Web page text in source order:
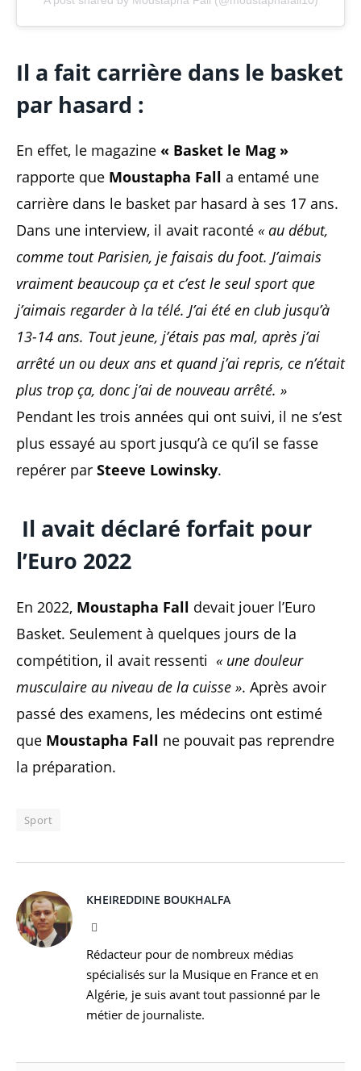
Il a fait carrière dans le basket
par hasard :
En effet, le magazine « Basket le Mag »
rapporte que Moustapha Fall a entamé une
carrière dans le basket par hasard à ses 17 ans.
Dans une interview, il avait raconté « au début,
comme tout Parisien, je faisais du foot. J’aimais
vraiment beaucoup ça et c’est le seul sport que
j’aimais regarder à la télé. J’ai été en club jusqu’à
13-14 ans. Tout jeune, j’étais pas mal, après j’ai
arrêté un ou deux ans et quand j’ai repris, ce n’était
plus trop ça, donc j’ai de nouveau arrêté. »
Pendant les trois années qui ont suivi, il ne s’est
plus essayé au sport jusqu’à ce qu’il se fasse
repérer par Steeve Lowinsky.
Il avait déclaré forfait pour
l’Euro 2022
En 2022, Moustapha Fall devait jouer l’Euro
Basket. Seulement à quelques jours de la
compétition, il avait ressenti « une douleur
musculaire au niveau de la cuisse ». Après avoir
passé des examens, les médecins ont estimé
que Moustapha Fall ne pouvait pas reprendre
la préparation.
Sport
KHEIREDDINE BOUKHALFA
Rédacteur pour de nombreux médias
spécialisés sur la Musique en France et en
Algérie, je suis avant tout passionné par le
métier de journaliste.